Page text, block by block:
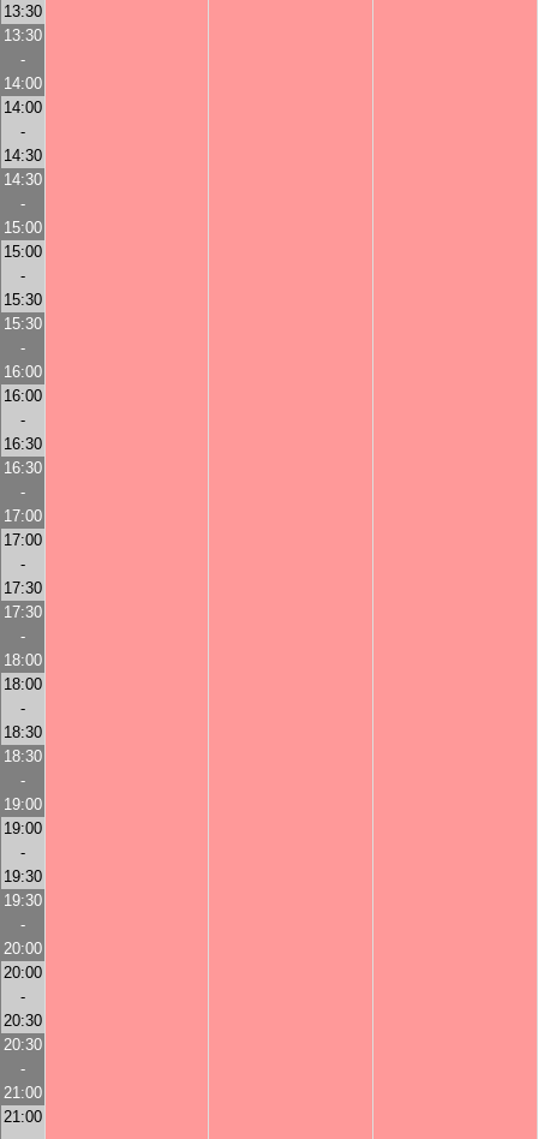
13:30
13:30
-
14:00
14:00
-
14:30
14:30
-
15:00
15:00
-
15:30
15:30
-
16:00
16:00
-
16:30
16:30
-
17:00
17:00
-
17:30
17:30
-
18:00
18:00
-
18:30
18:30
-
19:00
19:00
-
19:30
19:30
-
20:00
20:00
-
20:30
20:30
-
21:00
21:00